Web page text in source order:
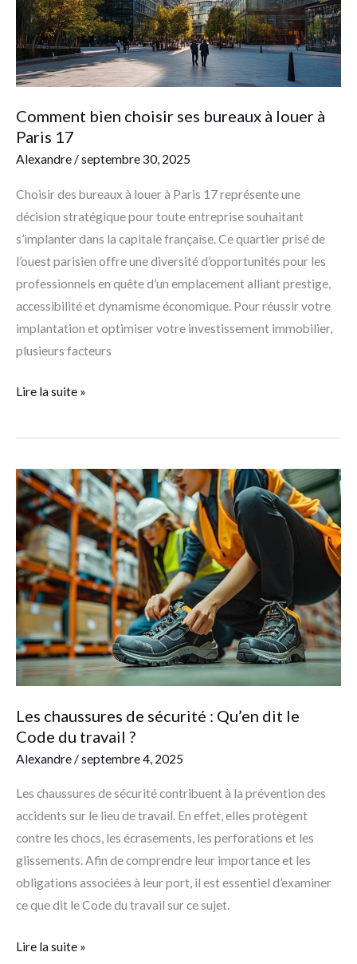
Comment bien choisir ses bureaux à louer à
Paris 17
Alexandre/septembre 30, 2025
Choisir des bureaux à louer à Paris 17 représente une
décision stratégique pour toute entreprise souhaitant
s’implanter dans la capitale française. Ce quartier prisé de
l’ouest parisien offre une diversité d’opportunités pour les
professionnels en quête d’un emplacement alliant prestige,
accessibilité et dynamisme économique. Pour réussir votre
implantation et optimiser votre investissement immobilier,
plusieurs facteurs
louer
à
Paris
17
Lire la suite »
Les chaussures de sécurité : Qu’en dit le
Code du travail ?
Alexandre/septembre 4, 2025
Les chaussures de sécurité contribuent à la prévention des
accidents sur le lieu de travail. En effet, elles protègent
contre les chocs, les écrasements, les perforations et les
glissements. Afin de comprendre leur importance et les
obligations associées à leur port, il est essentiel d’examiner
ce que dit le Code du travail sur ce sujet.
Les
chaussures
de
sécurité
:
Qu’en
dit
le
Code
du
?
Lire la suite »